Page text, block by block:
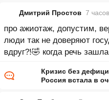
Дмитрий Простов 7 часов
про ажиотаж, допустим,
люди так не доверяют
вдруг?!🤣 когда речь
Кризис без
Россия встала в